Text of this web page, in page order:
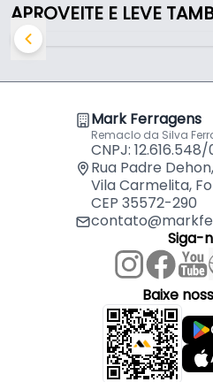
- Cor: Cromado
- Largura: 40 Mm - (4,0 Cm)
- Comprimento entre os
- Vão da fixação ao
- Indicado para: Portas
- Acessórios inclusos:
Allen Para Fixação
Indicado para:
- Portas Residenciais
APROVEITE E LEVE
Mark Ferragens
Remaclo da Silva
CNPJ:
Rua Padre
Vila Carmelita,
CEP 35572-290
Siga-
Baixe